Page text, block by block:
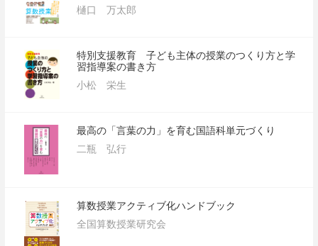
樋口 万太郎
特別支援教育 子ども主体の授業のつくり方と学
習指導案の書き方
小松 栄生
最高の「言葉の力」を育む国語科単元づくり
二瓶 弘行
算数授業アクティブ化ハンドブック
全国算数授業研究会